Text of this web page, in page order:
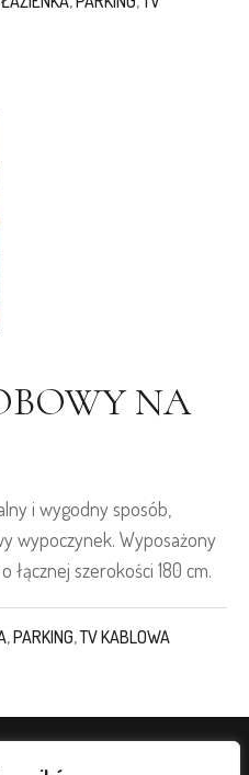
NA
i wygodny sposób,
wypoczynek. Wyposażony
łącznej szerokości 180 cm.
,PARKING,TV KABLOWA